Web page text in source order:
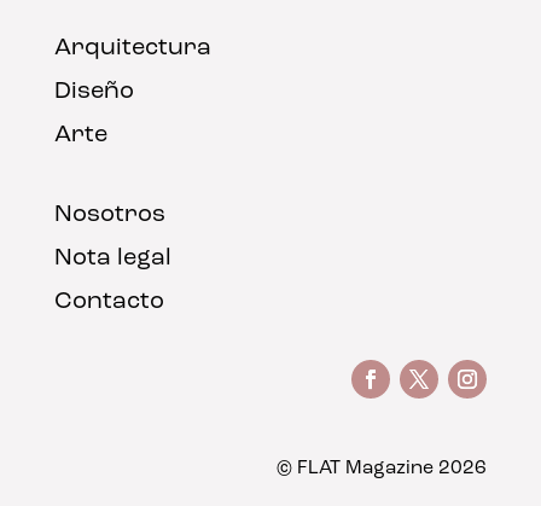
Arquitectura
Diseño
Arte
Nosotros
Nota legal
Contacto
© FLAT Magazine 2026